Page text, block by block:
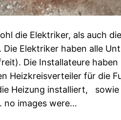
die Elektriker, als auch
Die Elektriker haben alle
Die Installateure haben
Heizkreisverteiler für die
Heizung installiert, sowie
no images were…